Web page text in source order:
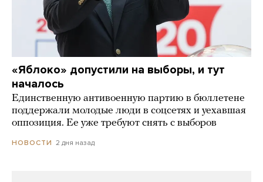
«Яблоко» допустили на выборы, и тут
началось
Единственную антивоенную партию в бюллетене
поддержали молодые люди в соцсетях и уехавшая
оппозиция. Ее уже требуют снять с выборов
НОВОСТИ 2 дня назад